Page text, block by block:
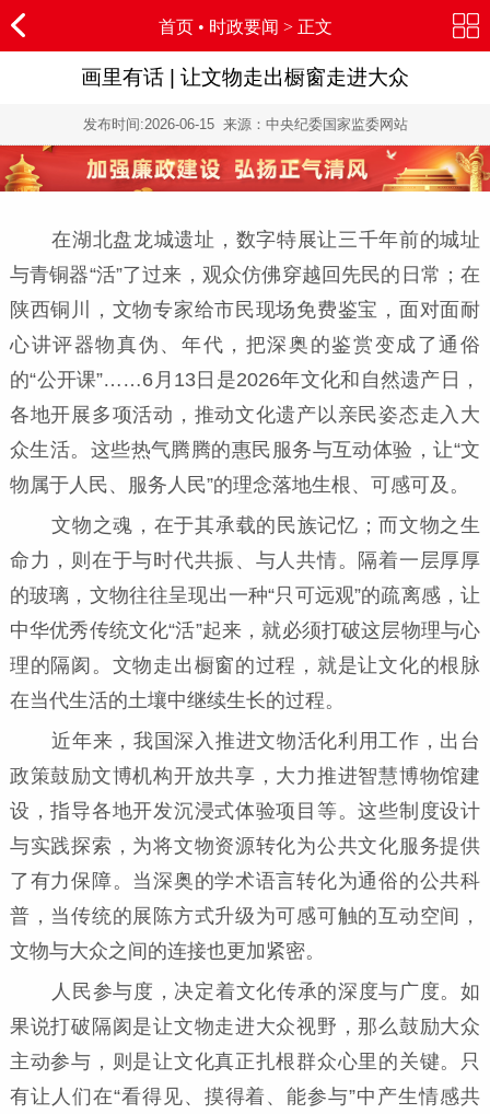
首页• 时政要闻 > 正文
画里有话 | 让文物走出橱窗走进大众
发布时间:2026-06-15来源：中央纪委国家监委网站
在湖北盘龙城遗址，数字特展让三千年前的城址
与青铜器“活”了过来，观众仿佛穿越回先民的日常；在
陕西铜川，文物专家给市民现场免费鉴宝，面对面耐
心讲评器物真伪、年代，把深奥的鉴赏变成了通俗
的“公开课”……6月13日是2026年文化和自然遗产日，
各地开展多项活动，推动文化遗产以亲民姿态走入大
众生活。这些热气腾腾的惠民服务与互动体验，让“文
物属于人民、服务人民”的理念落地生根、可感可及。
文物之魂，在于其承载的民族记忆；而文物之生
命力，则在于与时代共振、与人共情。隔着一层厚厚
的玻璃，文物往往呈现出一种“只可远观”的疏离感，让
中华优秀传统文化“活”起来，就必须打破这层物理与心
理的隔阂。文物走出橱窗的过程，就是让文化的根脉
在当代生活的土壤中继续生长的过程。
近年来，我国深入推进文物活化利用工作，出台
政策鼓励文博机构开放共享，大力推进智慧博物馆建
设，指导各地开发沉浸式体验项目等。这些制度设计
与实践探索，为将文物资源转化为公共文化服务提供
了有力保障。当深奥的学术语言转化为通俗的公共科
普，当传统的展陈方式升级为可感可触的互动空间，
文物与大众之间的连接也更加紧密。
人民参与度，决定着文化传承的深度与广度。如
果说打破隔阂是让文物走进大众视野，那么鼓励大众
主动参与，则是让文化真正扎根群众心里的关键。只
有让人们在“看得见、摸得着、能参与”中产生情感共